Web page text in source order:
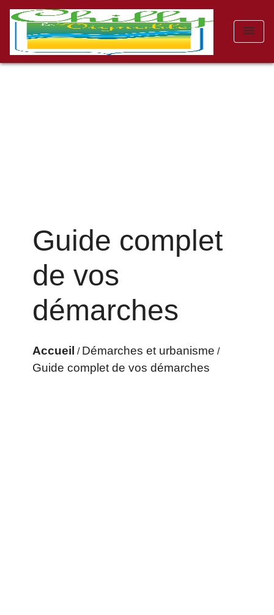
menu
Guide complet
de vos
démarches
Accueil / Démarches et urbanisme /
Guide complet de vos démarches